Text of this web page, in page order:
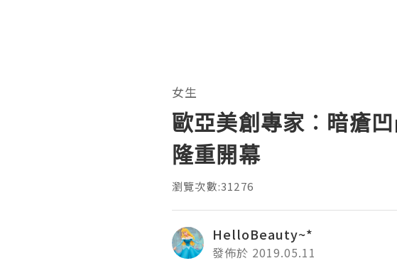
女生
歐亞美創專家︰暗瘡
隆重開幕
瀏覽次數:31276
HelloBeauty~*
發佈於 2019.05.11